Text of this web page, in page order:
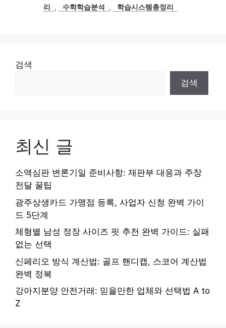
리
, 수학학습분석 , 학습시스템총정리
검색
검색
최신 글
소액심판 변론기일 준비사항: 재판부 대응과 주장
전달 꿀팁
광주상생카드 가맹점 등록, 사업자 신청 완벽 가이
드 5단계
체형별 남성 정장 사이즈 핏 추천 완벽 가이드: 실패
없는 선택
신페리오 방식 계산법: 골프 핸디캡, 스코어 계산법
완벽 정복
강아지분양 안전거래: 믿을만한 업체와 선택법 A to
Z